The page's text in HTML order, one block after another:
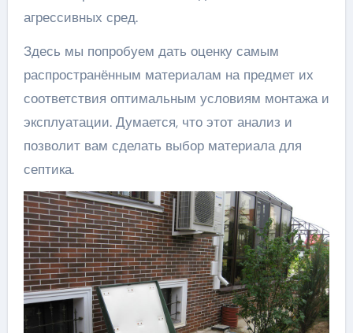
агрессивных сред.
Здесь мы попробуем дать оценку самым
распространённым материалам на предмет их
соответствия оптимальным условиям монтажа и
эксплуатации. Думается, что этот анализ и
позволит вам сделать выбор материала для
септика.